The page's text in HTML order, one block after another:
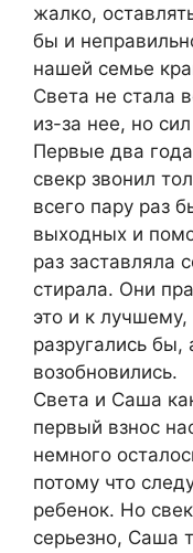
жалко,
бы и
нашей семье
Света не стала
из-за нее, но
Первые два
свекр звонил
всего пару раз
выходных и
раз заставляла
стирала. Они
это и к лучшему,
разругались бы,
возобновились.
Света и Саша
первый взнос
немного
потому что
ребенок. Но
серьезно, Саша